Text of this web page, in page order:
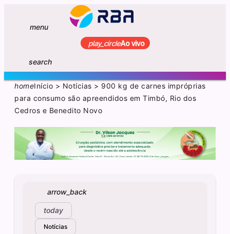
menu
play_circleAo vivo
search
homeInício > Notícias > 900 kg de carnes impróprias
para consumo são apreendidos em Timbó, Rio dos
Cedros e Benedito Novo
arrow_back
today
Notícias